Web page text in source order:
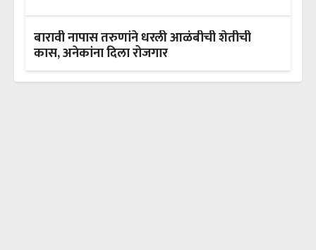
बारावी नापास तरुणांने धरली आळंबीची शेतीची
कास, अनेकांना दिला रोजगार